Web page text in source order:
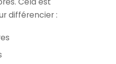
différencier :